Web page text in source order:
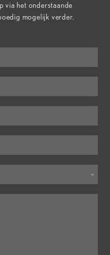
via het onderstaande
mogelijk verder.